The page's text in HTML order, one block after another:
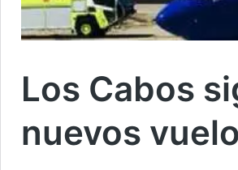
Los Cabos
nuevos